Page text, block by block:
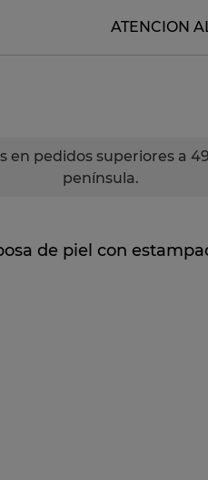
ATENCION
en pedidos superiores a
península.
de piel con